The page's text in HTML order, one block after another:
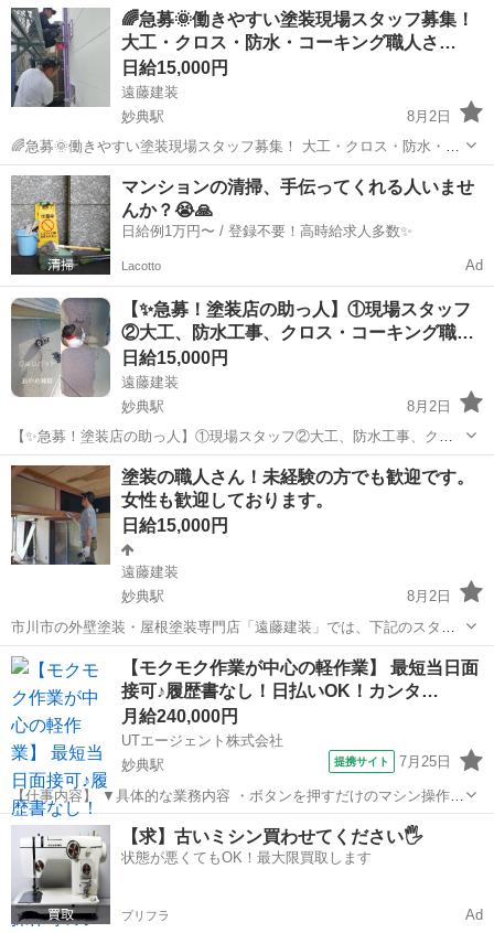
働しております大型建設現場やショッピングモール、公共施設、公
園、新築戸建てにおける清掃...
千葉 市川市 市川駅 その他 職長
🌈急募🌞働きやすい塗装現場スタッフ募集！
大工・クロス・防水・コーキング職人さ…
日給15,000円
遠藤建装
妙典駅
8月2日
🌈急募🌞働きやすい塗装現場スタッフ募集！ 大工・クロス・防水・コ
ーキング職人さんも同時募集✨ 市川市・浦安市を中心に活動している
「遠藤建装」では、塗装現場で一緒に働いてくれるスタッフを募集し
ています🎨 未経験者・経験者を問わ...
千葉 市川市 その他
マンションの清掃、手伝ってくれる人いませ
んか？😭🙏
日給例1万円〜 / 登録不要！高時給求人多数✨
Lacotto Ad
【✨急募！塗装店の助っ人】①現場スタッフ
②大工、防水工事、クロス・コーキング職…
日給15,000円
遠藤建装
妙典駅
8月2日
【✨急募！塗装店の助っ人】①現場スタッフ②大工、防水工事、クロ
ス・コーキング職人 市川の遠藤建装は外壁塗装などを メインに行う塗
装店です☃️❄️ 弊社では、下記の条件①②で働いてくれる人を募集して
います✨ （どちらも...
千葉 市川市 妙典駅 その他 スタッフ
塗装の職人さん！未経験の方でも歓迎です。
女性も歓迎しております。
日給15,000円
遠藤建装
妙典駅
8月2日
市川市の外壁塗装・屋根塗装専門店「遠藤建装」では、下記のスタッ
フ・協力業者さんを募集しています🏡✨ ① 現場作業スタッフ🎨 誠実
で元気があり、仕事に真面目に取り組める方を募集しています！ 未経
験でも、やる気があれば大歓迎です...
千葉 妙典駅 その他
【モクモク作業が中心の軽作業】 最短当日面
接可♪履歴書なし！日払いOK！カンタ…
月給240,000円
UTエージェント株式会社
妙典駅
提携サイト 7月25日
【仕事内容】 ▼具体的な業務内容 ・ボタンを押すだけのマシン操作
・製品にキズがないかコツコツチェックする検査 ・手のひらサイズの
製品組み立て ・できあがった製品の梱包、ラベル貼り ・材料の取り出
し、ピッキング作...
千葉 市川市 妙典駅
【求】古いミシン買わせてください🖐️
状態が悪くてもOK！最大限買取します
プリフラ Ad